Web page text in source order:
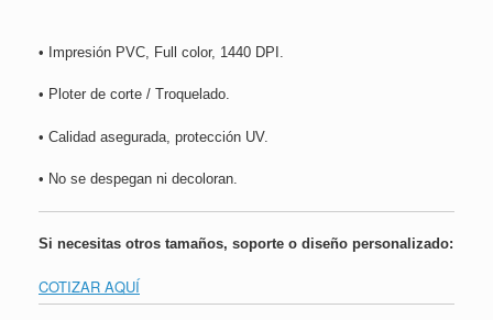
• Impresión PVC, Full color, 1440 DPI.
• Ploter de corte / Troquelado.
• Calidad asegurada, protección UV.
• No se despegan ni decoloran.
Si necesitas otros tamaños, soporte o diseño personalizado:
COTIZAR AQUÍ